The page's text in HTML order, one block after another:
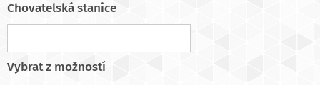
Chovatelská stanice
Vybrat z možností